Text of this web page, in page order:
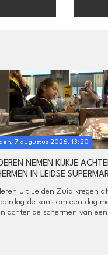
7 augustus 2026, 13:20
NEMEN KIJKJE
IN LEIDSE
uit Leiden Zuid kregen
de kans om een dag
achter de schermen van